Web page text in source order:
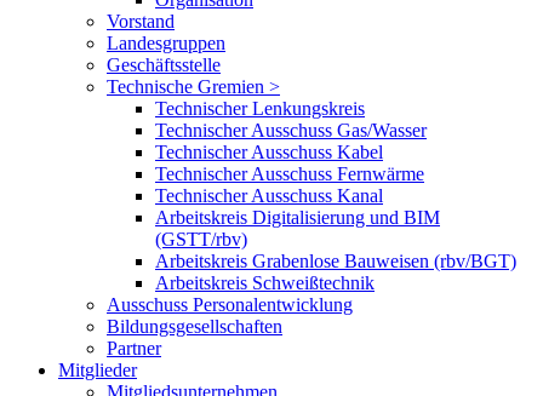
Vorstand
Landesgruppen
Geschäftsstelle
Technische Gremien >
Technischer Lenkungskreis
Technischer Ausschuss Gas/Wasser
Technischer Ausschuss Kabel
Technischer Ausschuss Fernwärme
Technischer Ausschuss Kanal
Arbeitskreis Digitalisierung und BIM
(GSTT/rbv)
Arbeitskreis Grabenlose Bauweisen (rbv/BGT)
Arbeitskreis Schweißtechnik
Ausschuss Personalentwicklung
Bildungsgesellschaften
Partner
Mitglieder
Mitgliedsunternehmen